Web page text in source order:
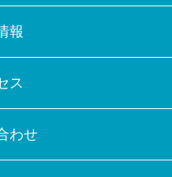
報
ス
わせ